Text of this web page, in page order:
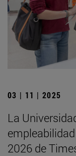
03 | 11 | 2025
La
2026 de